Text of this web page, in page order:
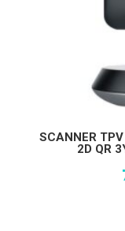
SCANNER
2D QR